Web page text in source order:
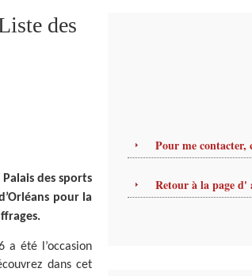
des
des sports
pour la
a été l’occasion
dans cet
Pour me contacter,
Retour à la page d'